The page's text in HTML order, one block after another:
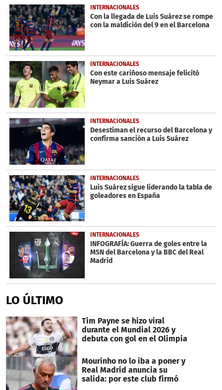
1
minute,
15
seconds
INTERNACIONALES
Con la llegada de Luis Suárez se rompe
con la maldición del 9 en el Barcelona
INTERNACIONALES
Con este cariñoso mensaje felicitó
Neymar a Luis Suárez
INTERNACIONALES
Desestiman el recurso del Barcelona y
confirma sanción a Luis Suárez
INTERNACIONALES
Luis Suárez sigue liderando la tabla de
goleadores en España
INTERNACIONALES
INFOGRAFÍA: Guerra de goles entre la
MSN del Barcelona y la BBC del Real
Madrid
LO ÚLTIMO
Tim Payne se hizo viral
durante el Mundial 2026 y
debuta con gol en el Olimpia
Mourinho no lo iba a poner y
Real Madrid anuncia su
salida: por este club firmó